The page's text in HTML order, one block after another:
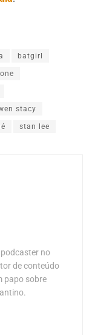
batgirl
stacy
stan lee
no
de conteúdo
papo sobre